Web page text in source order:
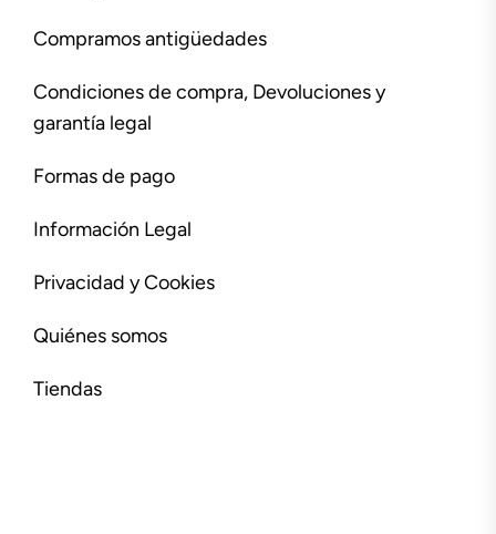
Compramos antigüedades
Condiciones de compra, Devoluciones y
garantía legal
Formas de pago
Información Legal
Privacidad y Cookies
Quiénes somos
Tiendas